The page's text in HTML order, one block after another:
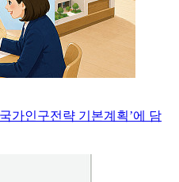
가인구전략 기본계획’에 담